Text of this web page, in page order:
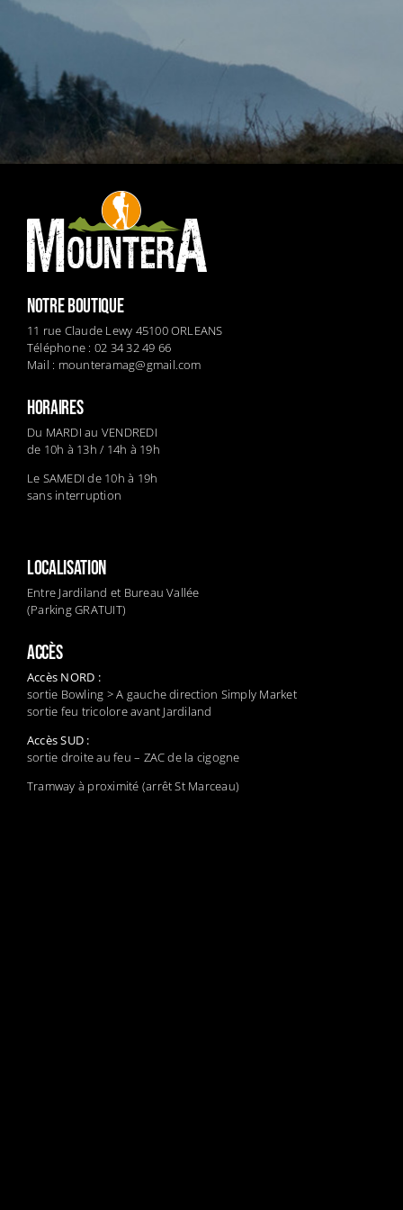
NOTRE BOUTIQUE
11 rue Claude Lewy 45100 ORLEANS
Téléphone : 02 34 32 49 66
Mail : mounteramag@gmail.com
HORAIRES
Du MARDI au VENDREDI
de 10h à 13h / 14h à 19h
Le SAMEDI de 10h à 19h
sans interruption
LOCALISATION
Entre Jardiland et Bureau Vallée
(Parking GRATUIT)
ACCÈS
Accès NORD :
sortie Bowling > A gauche direction Simply Market
sortie feu tricolore avant Jardiland
Accès SUD :
sortie droite au feu – ZAC de la cigogne
Tramway à proximité (arrêt St Marceau)